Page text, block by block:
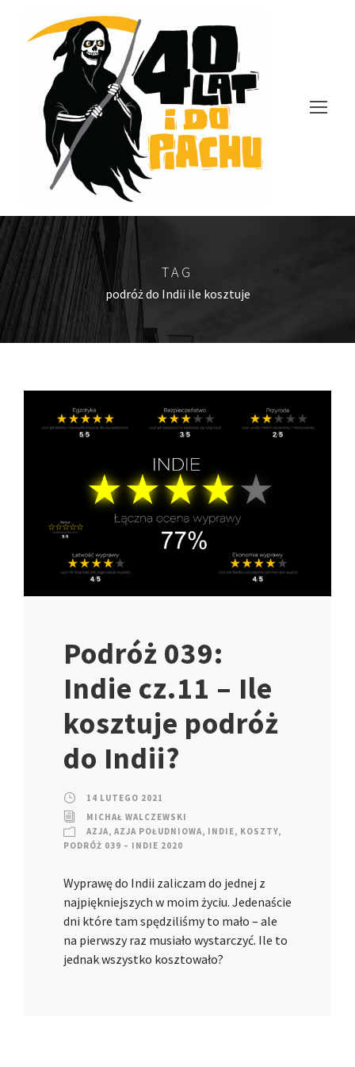
TAG
podróż do Indii ile kosztuje
Podróż 039:
Indie cz.11 – Ile
kosztuje podróż
do Indii?
14 LUTEGO 2021
MICHAŁ WALCZEWSKI
AZJA, AZJA POŁUDNIOWA, INDIE, KOSZTY,
PODRÓŻ 039 – INDIE 2020
Wyprawę do Indii zaliczam do jednej z
najpiękniejszych w moim życiu. Jedenaście
dni które tam spędziliśmy to mało – ale
na pierwszy raz musiało wystarczyć. Ile to
jednak wszystko kosztowało?